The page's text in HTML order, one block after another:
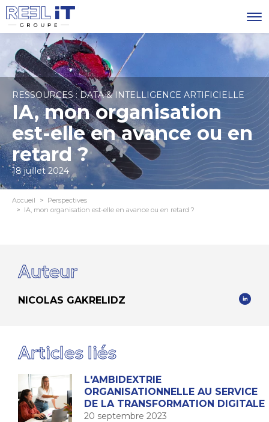
RESSOURCES : DATA & INTELLIGENCE ARTIFICIELLE
IA, mon organisation
est-elle en avance ou en
retard ?
18 juillet 2024
Accueil
Perspectives
IA, mon organisation est-elle en avance ou en retard ?
Auteur
NICOLAS GAKRELIDZ
Articles liés
L'AMBIDEXTRIE
ORGANISATIONNELLE AU SERVICE
DE LA TRANSFORMATION DIGITALE
20 septembre 2023